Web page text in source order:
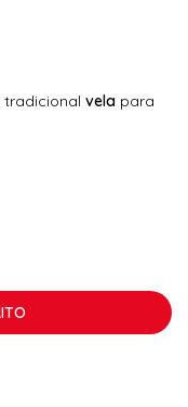
tradicional vela para